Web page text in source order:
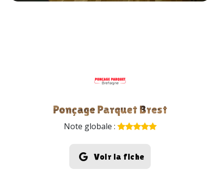
Ponçage Parquet Brest
Note globale :
Voir la fiche